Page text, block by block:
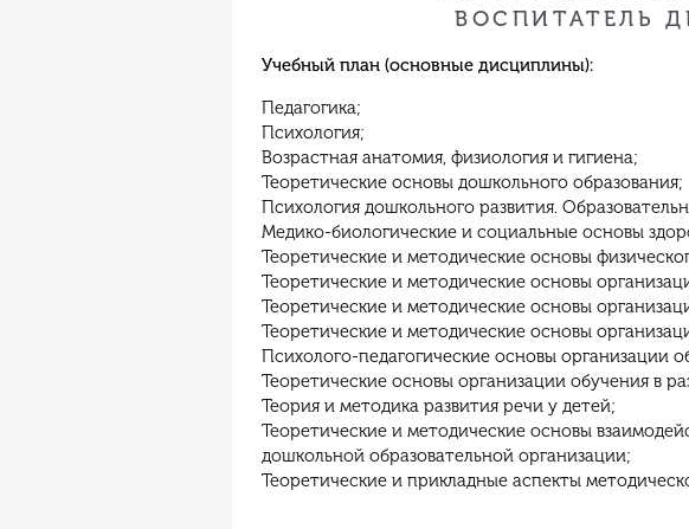
ВОСПИТАТЕЛЬ
Учебный план (основные дисциплины):
Педагогика;
Психология;
Возрастная анатомия, физиология и гигиена;
Теоретические основы дошкольного образования;
Психология дошкольного развития.
Медико-биологические и социальные основы
Теоретические и методические основы
Теоретические и методические основы
Теоретические и методические основы
Теоретические и методические основы
Психолого-педагогические основы организации
Теоретические основы организации обучения в
Теория и методика развития речи у детей;
Теоретические и методические основы
дошкольной образовательной организации;
Теоретические и прикладные аспекты